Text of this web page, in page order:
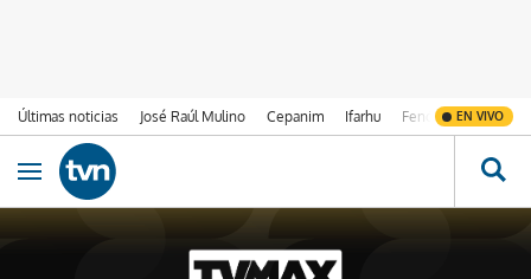
Últimas noticias José Raúl Mulino Cepanim Ifarhu Fenómeno de El
EN VIVO
Ir al contenido
Obrir navegació